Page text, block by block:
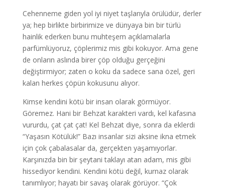
Cehenneme giden yol iyi niyet taşlarıyla örülüdür, derler
ya; hep birlikte birbirimize ve dünyaya bin bir türlü
hainlik ederken bunu muhteşem açıklamalarla
parfümlüyoruz, çöplerimiz mis gibi kokuyor. Ama gene
de onların aslında birer çöp olduğu gerçeğini
değiştirmiyor; zaten o koku da sadece sana özel, geri
kalan herkes çöpün kokusunu alıyor.
Kimse kendini kötü bir insan olarak görmüyor.
Göremez. Hani bir Behzat karakteri vardı, kel kafasına
vururdu, çat çat çat! Kel Behzat diye, sonra da eklerdi
“Yaşasın Kötülük!” Bazı insanlar sizi aksine ikna etmek
için çok çabalasalar da, gerçekten yaşamıyorlar.
Karşınızda bin bir şeytani taklayı atan adam, mis gibi
hissediyor kendini. Kendini kötü değil, kurnaz olarak
tanımlıyor; hayatı bir savaş olarak görüyor. “Çok